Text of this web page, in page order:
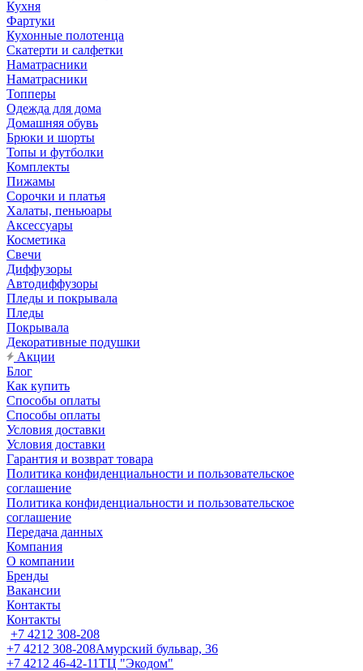
Кухня
Фартуки
Кухонные полотенца
Скатерти и салфетки
Наматрасники
Наматрасники
Топперы
Одежда для дома
Домашняя обувь
Брюки и шорты
Топы и футболки
Комплекты
Пижамы
Сорочки и платья
Халаты, пеньюары
Аксессуары
Косметика
Свечи
Диффузоры
Автодиффузоры
Пледы и покрывала
Пледы
Покрывала
Декоративные подушки
Акции
Блог
Как купить
Способы оплаты
Способы оплаты
Условия доставки
Условия доставки
Гарантия и возврат товара
Политика конфиденциальности и пользовательское
соглашение
Политика конфиденциальности и пользовательское
соглашение
Передача данных
Компания
О компании
Бренды
Вакансии
Контакты
Контакты
+7 4212 308-208
+7 4212 308-208Амурский бульвар, 36
+7 4212 46-42-11ТЦ "Экодом"